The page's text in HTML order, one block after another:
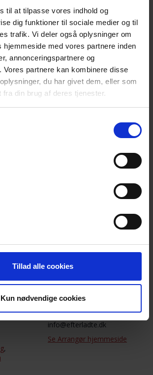
til at tilpasse vores indhold og
dig funktioner til sociale medier og til
trafik. Vi deler også oplysninger om
hjemmeside med vores partnere inden
annonceringspartnere og
Vores partnere kan kombinere disse
du har givet dem, eller som
fra din brug af deres tjenester.
Tillad alle cookies
Kun nødvendige cookies
både for de, som ønsker at vise
de efterlevende og for de
vil der være mulighed for at få en
snak i Krypten. Repræsentanter fra
Efterladte efter Selvmord og NEFOS
tilbud i Nordjylland. Derefter vil
foreningernes repræsentanter.
,
Landsforeningen
Telefon
2423 4475
E-mail
info@efterladte.dk
Se Arrangør hjemmeside